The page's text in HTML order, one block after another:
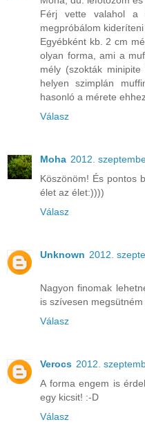
Férj vette valahol a
megpróbálom
Egyébként kb. 2 cm
olyan forma, ami a
mély (szokták
helyen szimplán
hasonló a mérete
Válasz
Moha 2012.
Köszönöm! És pontos
élet az élet:))))
Válasz
Unknown 2012.
Nagyon finomak
is szívesen megsütném
Válasz
Verocs 2012.
A forma engem is
egy kicsit! :-D
Válasz